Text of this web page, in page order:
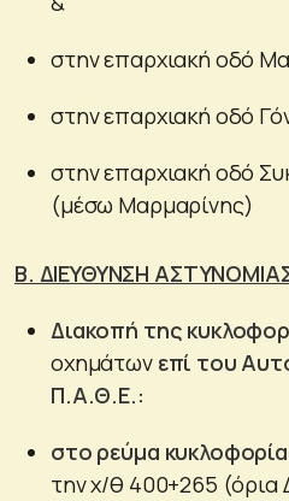
στην επαρχιακή οδό
στην επαρχιακή οδό
στην επαρχιακή οδό
(μέσω Μαρμαρίνης)
Β. ΔΙΕΥΘΥΝΣΗ
Διακοπή της
οχημάτων επί του
Π.Α.Θ.Ε.:
στο ρεύμα
την χ/θ 400+265 (όρια